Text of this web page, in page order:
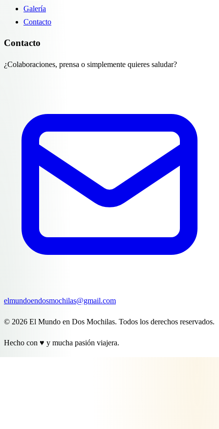
Galería
Contacto
Contacto
¿Colaboraciones, prensa o simplemente quieres saludar?
elmundoendosmochilas@gmail.com
© 2026 El Mundo en Dos Mochilas. Todos los derechos reservados.
Hecho con ♥ y mucha pasión viajera.